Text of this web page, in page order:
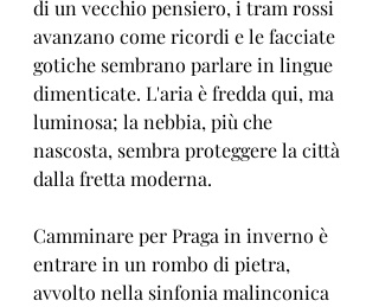
di un vecchio pensiero, i tram rossi
avanzano come ricordi e le facciate
gotiche sembrano parlare in lingue
dimenticate. L'aria è fredda qui, ma
luminosa; la nebbia, più che
nascosta, sembra proteggere la città
dalla fretta moderna.
Camminare per Praga in inverno è
entrare in un rombo di pietra,
avvolto nella sinfonia malinconica